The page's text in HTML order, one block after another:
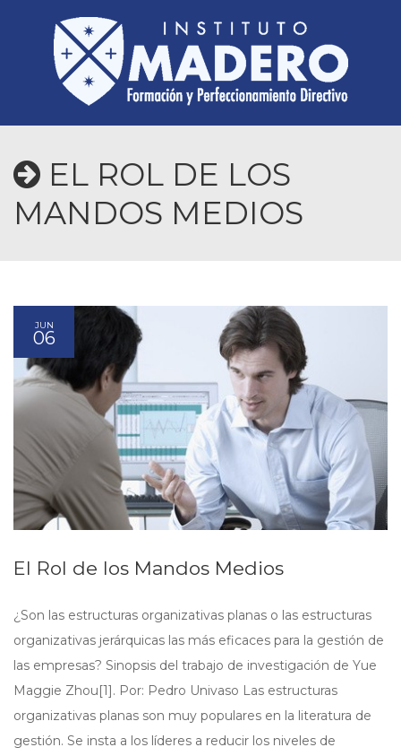
EL ROL DE LOS
MANDOS MEDIOS
JUN
06
El Rol de los Mandos Medios
¿Son las estructuras organizativas planas o las estructuras
organizativas jerárquicas las más eficaces para la gestión de
las empresas? Sinopsis del trabajo de investigación de Yue
Maggie Zhou[1]. Por: Pedro Univaso Las estructuras
organizativas planas son muy populares en la literatura de
gestión. Se insta a los líderes a reducir los niveles de